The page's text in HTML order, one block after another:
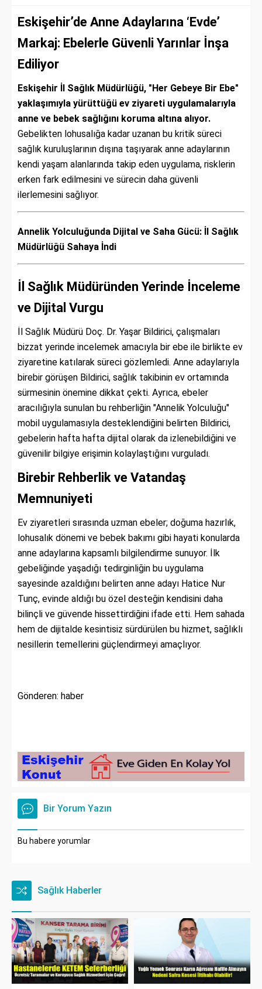
Eskişehir’de Anne Adaylarına ‘Evde’
Markaj: Ebelerle Güvenli Yarınlar İnşa
Ediliyor
Eskişehir İl Sağlık Müdürlüğü, "Her Gebeye Bir Ebe"
yaklaşımıyla yürüttüğü ev ziyareti uygulamalarıyla
anne ve bebek sağlığını koruma altına alıyor.
Gebelikten lohusalığa kadar uzanan bu kritik süreci
sağlık kuruluşlarının dışına taşıyarak anne adaylarının
kendi yaşam alanlarında takip eden uygulama, risklerin
erken fark edilmesini ve sürecin daha güvenli
ilerlemesini sağlıyor.
Annelik Yolculuğunda Dijital ve Saha Gücü: İl Sağlık
Müdürlüğü Sahaya İndi
İl Sağlık Müdüründen Yerinde İnceleme
ve Dijital Vurgu
İl Sağlık Müdürü Doç. Dr. Yaşar Bildirici, çalışmaları
bizzat yerinde incelemek amacıyla bir ebe ile birlikte ev
ziyaretine katılarak süreci gözlemledi. Anne adaylarıyla
birebir görüşen Bildirici, sağlık takibinin ev ortamında
sürmesinin önemine dikkat çekti. Ayrıca, ebeler
aracılığıyla sunulan bu rehberliğin "Annelik Yolculuğu"
mobil uygulamasıyla desteklendiğini belirten Bildirici,
gebelerin hafta hafta dijital olarak da izlenebildiğini ve
güvenilir bilgiye erişimin kolaylaştığını vurguladı.
Birebir Rehberlik ve Vatandaş
Memnuniyeti
Ev ziyaretleri sırasında uzman ebeler; doğuma hazırlık,
lohusalık dönemi ve bebek bakımı gibi hayati konularda
anne adaylarına kapsamlı bilgilendirme sunuyor. İlk
gebeliğinde yaşadığı tedirginliğin bu uygulama
sayesinde azaldığını belirten anne adayı Hatice Nur
Tunç, evinde aldığı bu özel desteğin kendisini daha
bilinçli ve güvende hissettirdiğini ifade etti. Hem sahada
hem de dijitalde kesintisiz sürdürülen bu hizmet, sağlıklı
nesillerin temellerini güçlendirmeyi amaçlıyor.
Gönderen: haber
Bir Yorum Yazın
Bu habere yorumlar
Sağlık Haberler